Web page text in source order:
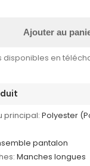
Ajouter au
disponibles en
principal: Polyester
pantalon
Manches longues